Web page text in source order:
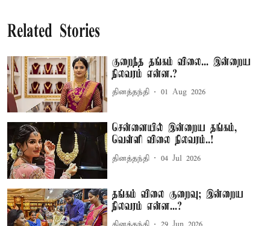
Related Stories
குறைந்த தங்கம் விலை... இன்றைய
நிலவரம் என்ன.?
தினத்தந்தி 01 Aug 2026
சென்னையில் இன்றைய தங்கம்,
வெள்ளி விலை நிலவரம்..!
தினத்தந்தி 04 Jul 2026
தங்கம் விலை குறைவு; இன்றைய
நிலவரம் என்ன...?